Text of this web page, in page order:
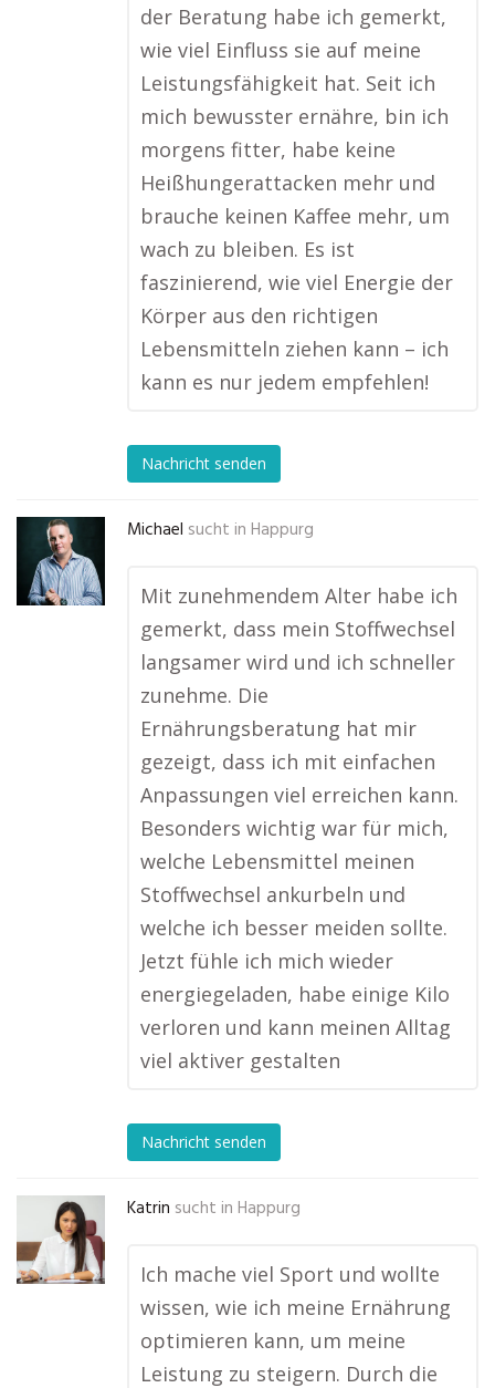
der Beratung habe ich gemerkt,
wie viel Einfluss sie auf meine
Leistungsfähigkeit hat. Seit ich
mich bewusster ernähre, bin ich
morgens fitter, habe keine
Heißhungerattacken mehr und
brauche keinen Kaffee mehr, um
wach zu bleiben. Es ist
faszinierend, wie viel Energie der
Körper aus den richtigen
Lebensmitteln ziehen kann – ich
kann es nur jedem empfehlen!
Nachricht senden
Michael sucht in Happurg
Mit zunehmendem Alter habe ich
gemerkt, dass mein Stoffwechsel
langsamer wird und ich schneller
zunehme. Die
Ernährungsberatung hat mir
gezeigt, dass ich mit einfachen
Anpassungen viel erreichen kann.
Besonders wichtig war für mich,
welche Lebensmittel meinen
Stoffwechsel ankurbeln und
welche ich besser meiden sollte.
Jetzt fühle ich mich wieder
energiegeladen, habe einige Kilo
verloren und kann meinen Alltag
viel aktiver gestalten
Nachricht senden
Katrin sucht in Happurg
Ich mache viel Sport und wollte
wissen, wie ich meine Ernährung
optimieren kann, um meine
Leistung zu steigern. Durch die